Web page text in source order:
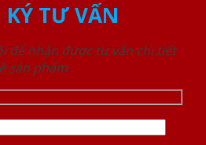
TƯ VẤN
để nhận được tư vấn chi tiết
sản phẩm